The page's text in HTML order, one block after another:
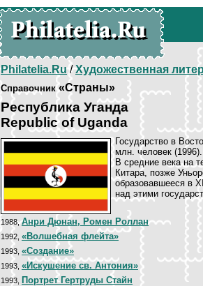
Philatelia.Ru/Художественная
Справочник«Страны»
Республика Уганда
Republic of Uganda
Государство в
млн. человек
В средние века на
Китара, позже
образовавшееся в
над этими
1988,Анри Дюнан, Ромен Роллан
1992, «Волшебная флейта»
1993, «Создание»
1993, «Искушение св. Антония»
1993, Портрет Гертруды Стайн